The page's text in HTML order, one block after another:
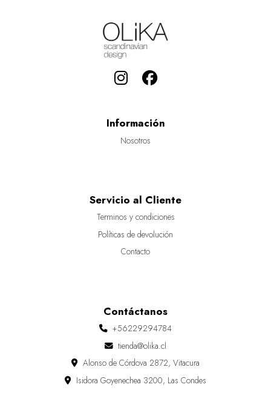
Información
Nosotros
Servicio al Cliente
Terminos y condiciones
Políticas de devolución
Contacto
Contáctanos
+56229294784
tienda@olika.cl
Alonso de Córdova 2872, Vitacura
Isidora Goyenechea 3200, Las Condes